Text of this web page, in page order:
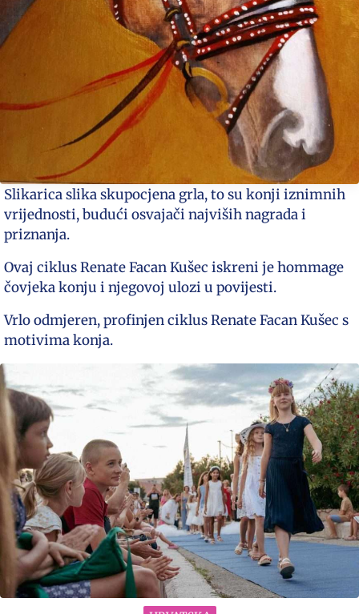
Slikarica slika skupocjena grla, to su konji iznimnih
vrijednosti, budući osvajači najviših nagrada i
priznanja.
Ovaj ciklus Renate Facan Kušec iskreni je hommage
čovjeka konju i njegovoj ulozi u povijesti.
Vrlo odmjeren, profinjen ciklus Renate Facan Kušec s
motivima konja.